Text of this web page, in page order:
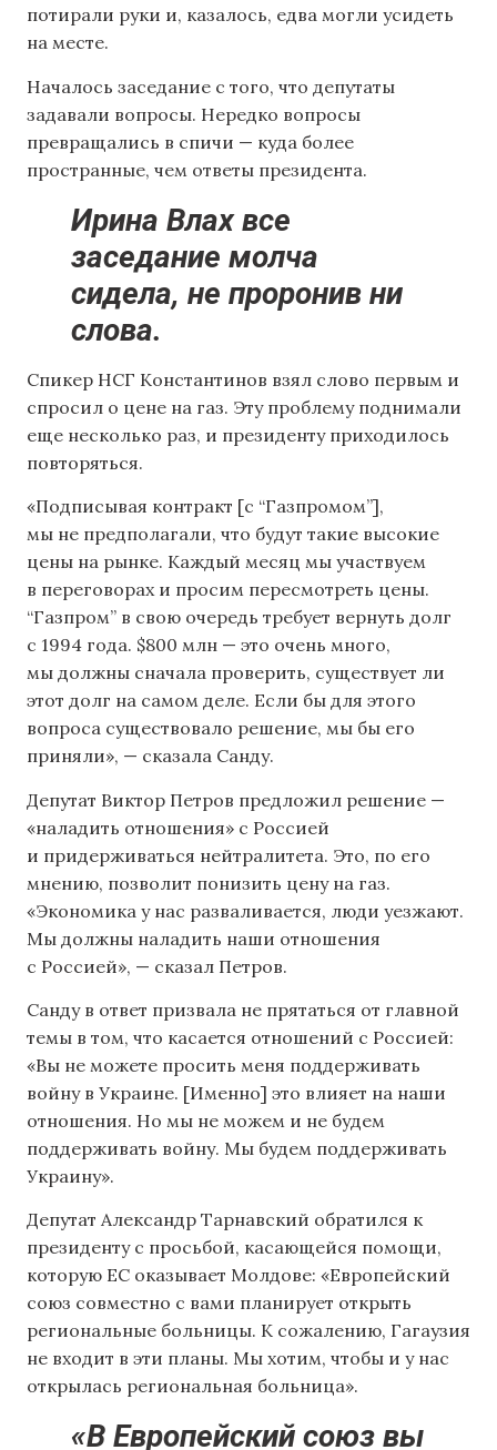
потирали руки и, казалось, едва могли усидеть
на месте.
Началось заседание с того, что депутаты
задавали вопросы. Нередко вопросы
превращались в спичи — куда более
пространные, чем ответы президента.
Ирина Влах все
заседание молча
сидела, не проронив ни
слова.
Спикер НСГ Константинов взял слово первым и
спросил о цене на газ. Эту проблему поднимали
еще несколько раз, и президенту приходилось
повторяться.
«Подписывая контракт [c “Газпромом”],
мы не предполагали, что будут такие высокие
цены на рынке. Каждый месяц мы участвуем
в переговорах и просим пересмотреть цены.
“Газпром” в свою очередь требует вернуть долг
с 1994 года. $800 млн — это очень много,
мы должны сначала проверить, существует ли
этот долг на самом деле. Если бы для этого
вопроса существовало решение, мы бы его
приняли», — сказала Санду.
Депутат Виктор Петров предложил решение —
«наладить отношения» с Россией
и придерживаться нейтралитета. Это, по его
мнению, позволит понизить цену на газ.
«Экономика у нас разваливается, люди уезжают.
Мы должны наладить наши отношения
с Россией», — сказал Петров.
Санду в ответ призвала не прятаться от главной
темы в том, что касается отношений с Россией:
«Вы не можете просить меня поддерживать
войну в Украине. [Именно] это влияет на наши
отношения. Но мы не можем и не будем
поддерживать войну. Мы будем поддерживать
Украину».
Депутат Александр Тарнавский обратился к
президенту с просьбой, касающейся помощи,
которую ЕС оказывает Молдове: «Европейский
союз совместно с вами планирует открыть
региональные больницы. К сожалению, Гагаузия
не входит в эти планы. Мы хотим, чтобы и у нас
открылась региональная больница».
«В Европейский союз вы